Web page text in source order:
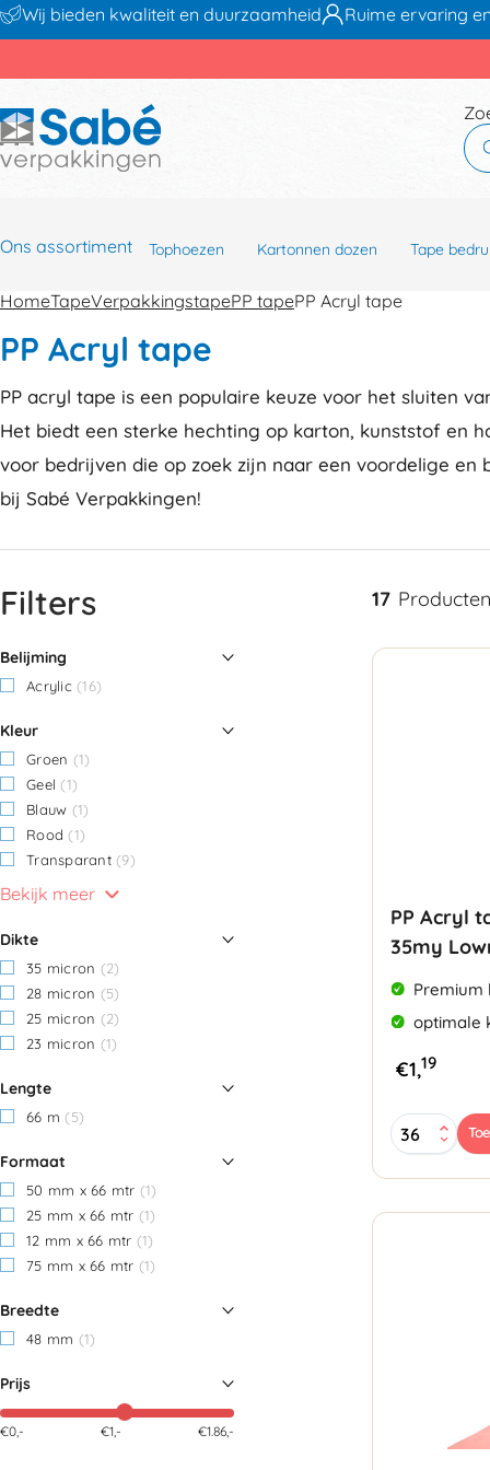
Wij bieden kwaliteit en duurzaamheid Ruime ervaring
Ons assortiment Tophoezen Kartonnen dozen Tape
HomeTapeVerpakkingstapePP tapePP Acryl tape
PP Acryl tape
PP acryl tape is een populaire keuze voor het sluiten
Het biedt een sterke hechting op karton, kunststof en
voor bedrijven die op zoek zijn naar een voordelige en
bij Sabé Verpakkingen!
Filters
Belijming
Acrylic(16)
Kleur
Groen (1)
Geel(1)
Blauw (1)
Rood(1)
Transparant(9)
Bekijk meer
Dikte
35 micron (2)
28 micron (5)
25 micron (2)
23 micron (1)
Lengte
66 m(5)
Formaat
50 mm x 66 mtr (1)
25 mm x 66 mtr (1)
12 mm x 66 mtr (1)
75 mm x 66 mtr (1)
Breedte
48 mm (1)
Prijs
€0,- €1,- €1.86,-
17 Producten
PP Acryl
35my
Premium
optimale
€1,19
PP
Acryl
35my